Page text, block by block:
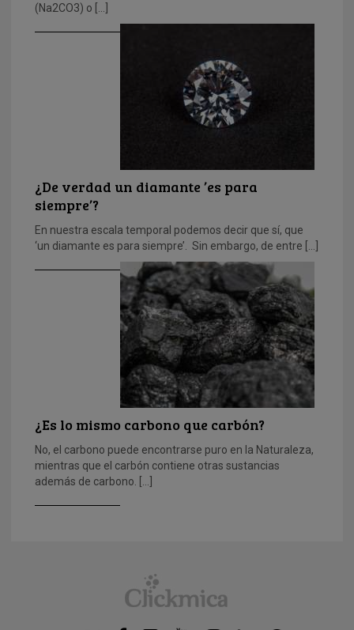
(Na2CO3) o […]
¿De verdad un diamante ’es para
siempre’?
En nuestra escala temporal podemos decir que sí, que
‘un diamante es para siempre’. Sin embargo, de entre […]
¿Es lo mismo carbono que carbón?
No, el carbono puede encontrarse puro en la Naturaleza,
mientras que el carbón contiene otras sustancias
además de carbono. […]